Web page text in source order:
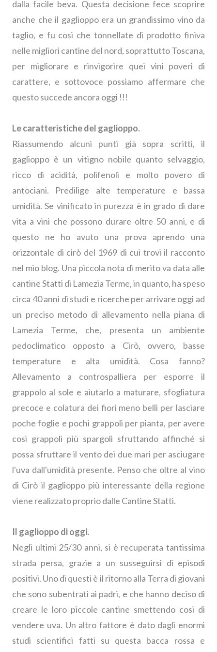
dalla facile beva. Questa decisione fece scoprire
anche che il gaglioppo era un grandissimo vino da
taglio, e fu cosi che tonnellate di prodotto finiva
nelle migliori cantine del nord, soprattutto Toscana,
per migliorare e rinvigorire quei vini poveri di
carattere, e sottovoce possiamo affermare che
questo succede ancora oggi !!!
Le caratteristiche del gaglioppo.
Riassumendo alcuni punti già sopra scritti, il
gaglioppo è un vitigno nobile quanto selvaggio,
ricco di acidità, polifenoli e molto povero di
antociani. Predilige alte temperature e bassa
umidità. Se vinificato in purezza è in grado di dare
vita a vini che possono durare oltre 50 anni, e di
questo ne ho avuto una prova aprendo una
orizzontale di cirò del 1969 di cui trovi il racconto
nel mio blog. Una piccola nota di merito va data alle
cantine Statti di Lamezia Terme, in quanto, ha speso
circa 40 anni di studi e ricerche per arrivare oggi ad
un preciso metodo di allevamento nella piana di
Lamezia Terme, che, presenta un ambiente
pedoclimatico opposto a Cirò, ovvero, basse
temperature e alta umidità. Cosa fanno?
Allevamento a controspalliera per esporre il
grappolo al sole e aiutarlo a maturare, sfogliatura
precoce e colatura dei fiori meno belli per lasciare
poche foglie e pochi grappoli per pianta, per avere
cosi grappoli più spargoli sfruttando affinché si
possa sfruttare il vento dei due mari per asciugare
l'uva dall'umidità presente. Penso che oltre al vino
di Cirò il gaglioppo più interessante della regione
viene realizzato proprio dalle Cantine Statti.
Il gaglioppo di oggi.
Negli ultimi 25/30 anni, si è recuperata tantissima
strada persa, grazie a un susseguirsi di episodi
positivi. Uno di questi è il ritorno alla Terra di giovani
che sono subentrati ai padri, e che hanno deciso di
creare le loro piccole cantine smettendo cosi di
vendere uva. Un altro fattore è dato dagli enormi
studi scientifici fatti su questa bacca rossa e